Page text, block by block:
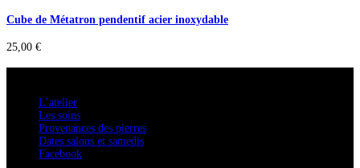
Cube de Métatron pendentif acier inoxydable
25,00 €
L’atelier
Les soins
Provenances des pierres
Dates salons et samedis
Facebook